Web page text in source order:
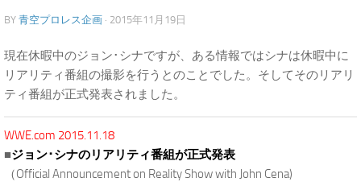
BY 青空プロレス企画 · 2015年11月19日
現在休暇中のジョン･シナですが、ある情報ではシナは休暇中に
リアリティ番組の撮影を行うとのことでした。そしてそのリアリ
ティ番組が正式発表されました。
WWE.com 2015.11.18
■ジョン･シナのリアリティ番組が正式発表
（Official Announcement on Reality Show with John Cena)